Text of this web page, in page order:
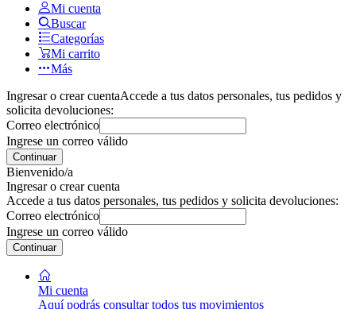
Mi cuenta
Buscar
Categorías
Mi carrito
Más
Ingresar o crear cuentaAccede a tus datos personales, tus pedidos y
solicita devoluciones:
Correo electrónico
Ingrese un correo válido
Continuar
Bienvenido/a
Ingresar o crear cuenta
Accede a tus datos personales, tus pedidos y solicita devoluciones:
Correo electrónico
Ingrese un correo válido
Continuar
Mi cuenta
Aquí podrás consultar todos tus movimientos